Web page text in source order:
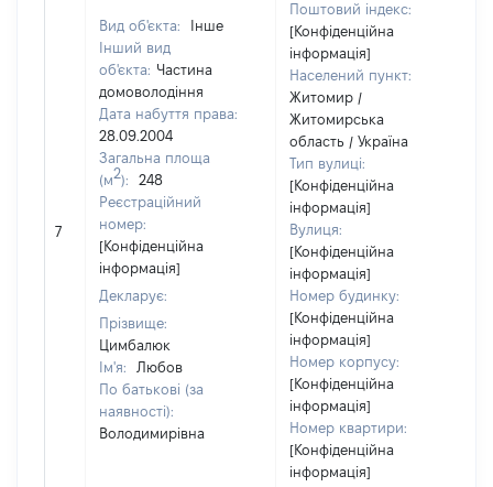
7
Вид об'єкта:
Інше
Інший вид
об'єкта: Частина
домоволодіння
Дата набуття права:
28.09.2004
Загальна площа
(м2):
248
Реєстраційний
номер:
[Конфіденційна
інформація]
Декларує:
Прізвище:
Цимбалюк
Ім'я:
Любов
По батькові (за
наявності):
Володимирівна
Поштовий індекс:
[Конфіденційна
інформація]
Населений пункт:
Житомир /
Житомирська
область / Україна
Тип вулиці:
[Конфіденційна
інформація]
Вулиця:
[Конфіденційна
інформація]
Номер будинку:
[Конфіденційна
інформація]
Номер корпусу:
[Конфіденційна
інформація]
Номер квартири:
[Конфіденційна
інформація]